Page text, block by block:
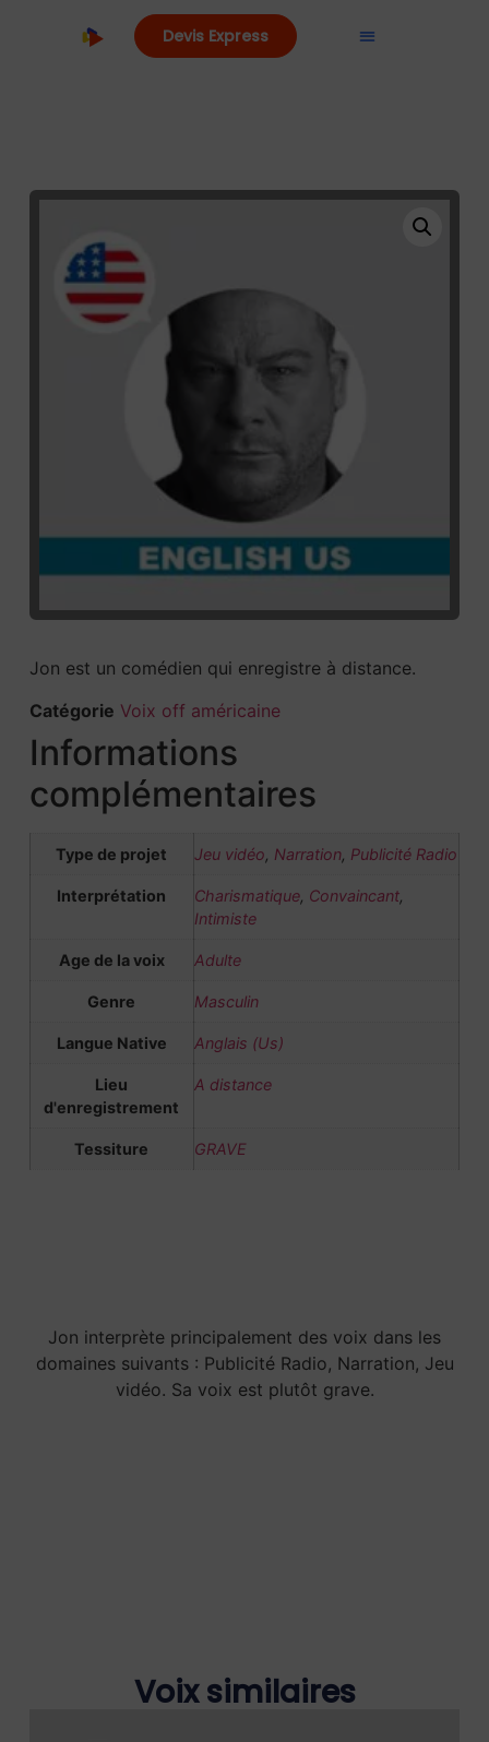
Devis Express
Jon est un comédien qui enregistre à distance.
Catégorie Voix off américaine
Informations
complémentaires
Type de projet Jeu vidéo Narration, Publicité Radio
Interprétation Charismatique, Convaincant,
Intimiste
Age de la voix Adulte
Genre Masculin
Langue Native Anglais (Us)
Lieu
d'enregistrement
A distance
Tessiture GRAVE
Jon interprète principalement des voix dans les
domaines suivants : Publicité Radio, Narration, Jeu
vidéo. Sa voix est plutôt grave.
Voix similaires